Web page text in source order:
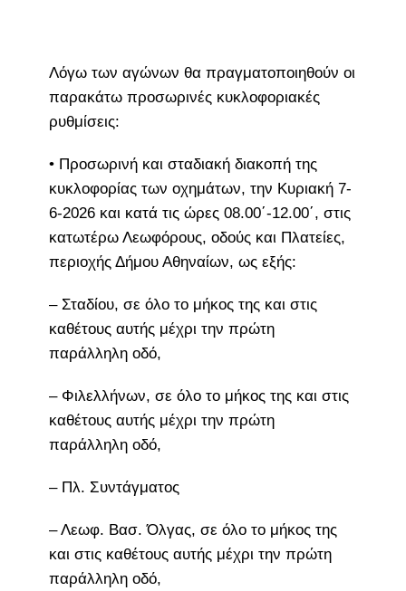
Λόγω των αγώνων θα πραγματοποιηθούν οι
παρακάτω προσωρινές κυκλοφοριακές
ρυθμίσεις:
• Προσωρινή και σταδιακή διακοπή της
κυκλοφορίας των οχημάτων, την Κυριακή 7-
6-2026 και κατά τις ώρες 08.00΄-12.00΄, στις
κατωτέρω Λεωφόρους, οδούς και Πλατείες,
περιοχής Δήμου Αθηναίων, ως εξής:
– Σταδίου, σε όλο το μήκος της και στις
καθέτους αυτής μέχρι την πρώτη
παράλληλη οδό,
– Φιλελλήνων, σε όλο το μήκος της και στις
καθέτους αυτής μέχρι την πρώτη
παράλληλη οδό,
– Πλ. Συντάγματος
– Λεωφ. Βασ. Όλγας, σε όλο το μήκος της
και στις καθέτους αυτής μέχρι την πρώτη
παράλληλη οδό,